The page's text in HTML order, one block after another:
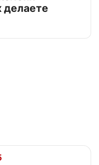
делаете